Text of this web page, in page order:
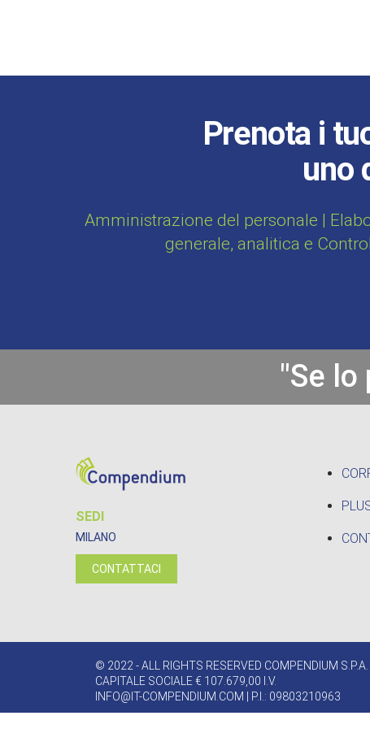
Prenota i
uno
Amministrazione del personale |
generale, analitica e
"Se lo
SEDI
MILANO
CONTATTACI
© 2022 - ALL RIGHTS RESERVED COMPENDIUM S.P.A.
CAPITALE SOCIALE € 107.679,00 I.V.
INFO@IT-COMPENDIUM.COM
| P.I.: 09803210963